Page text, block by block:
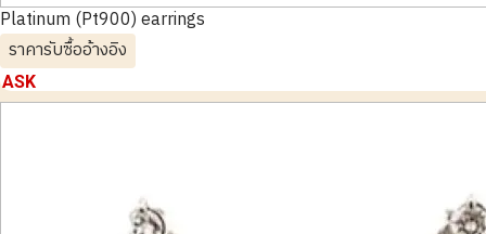
Platinum (Pt900) earrings
ราคารับซื้ออ้างอิง
ASK